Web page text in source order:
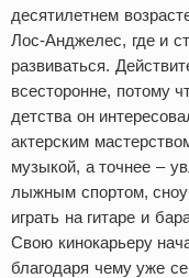
десятилетнем
Лос-Анджелес, где и
развиваться.
всесторонне, потому
детства он
актерским
музыкой, а точнее –
лыжным спортом,
играть на гитаре и
Свою кинокарьеру
благодаря чему уже